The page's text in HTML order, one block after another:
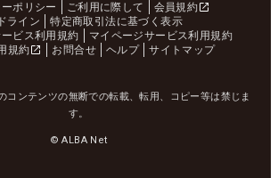
ポリシー
ご利用に際して
会員規約
ライン
特定商取引法に基づく表示
ビス利用規約
マイページサービス利用規約
規約
お問合せ ヘルプ サイトマップ
コンテンツの無断での転載、転用、コピー等は禁じま
す。
© ALBA Net